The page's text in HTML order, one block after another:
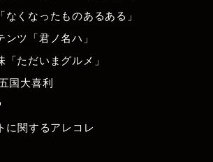
くなったものあるある」
ツ「君ノ名ハ」
ただいまグルメ」
国大喜利
に関するアレコレ